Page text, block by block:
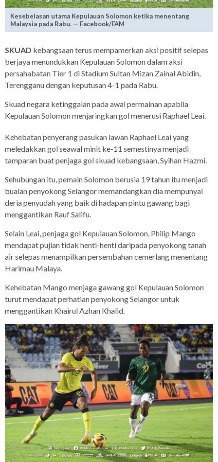
Kesebelasan utama Kepulauan Solomon ketika menentang
Malaysia pada Rabu. — Facebook/FAM
SKUAD kebangsaan terus mempamerkan aksi positif selepas
berjaya menundukkan Kepulauan Solomon dalam aksi
persahabatan Tier 1 di Stadium Sultan Mizan Zainal Abidin,
Terengganu dengan keputusan 4-1 pada Rabu.
Skuad negara ketinggalan pada awal permainan apabila
Kepulauan Solomon menjaringkan gol menerusi Raphael Leai.
Kehebatan penyerang pasukan lawan Raphael Leai yang
meledakkan gol seawal minit ke-11 semestinya menjadi
tamparan buat penjaga gol skuad kebangsaan, Syihan Hazmi.
Sehubungan itu, pemain Solomon berusia 19 tahun itu menjadi
bualan penyokong Selangor memandangkan dia mempunyai
deria penyudah yang baik di hadapan pintu gawang bagi
menggantikan Rauf Salifu.
Selain Leai, penjaga gol Kepulauan Solomon, Philip Mango
mendapat pujian tidak henti-henti daripada penyokong tanah
air selepas menampilkan persembahan cemerlang menentang
Harimau Malaya.
Kehebatan Mango menjaga gawang gol Kepulauan Solomon
turut mendapat perhatian penyokong Selangor untuk
menggantikan Khairul Azhan Khalid.